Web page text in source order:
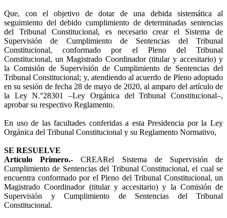
Que, con el objetivo de dotar de una debida sistemática al
seguimiento del debido cumplimiento de determinadas sentencias
del Tribunal Constitucional, es necesario crear el Sistema de
Supervisión de Cumplimiento de Sentencias del Tribunal
Constitucional, conformado por el Pleno del Tribunal
Constitucional, un Magistrado Coordinador (titular y accesitario) y
la Comisión de Supervisión de Cumplimiento de Sentencias del
Tribunal Constitucional; y, atendiendo al acuerdo de Pleno adoptado
en su sesión de fecha 28 de mayo de 2020, al amparo del artículo de
la Ley N.°28301 –Ley Orgánica del Tribunal Constitucional–,
aprobar su respectivo Reglamento.
En uso de las facultades conferidas a esta Presidencia por la Ley
Orgánica del Tribunal Constitucional y su Reglamento Normativo,
SE RESUELVE
Artículo Primero.-CREARel Sistema de Supervisión de
Cumplimiento de Sentencias del Tribunal Constitucional, el cual se
encuentra conformado por el Pleno del Tribunal Constitucional, un
Magistrado Coordinador (titular y accesitario) y la Comisión de
Supervisión y Cumplimiento de Sentencias del Tribunal
Constitucional.